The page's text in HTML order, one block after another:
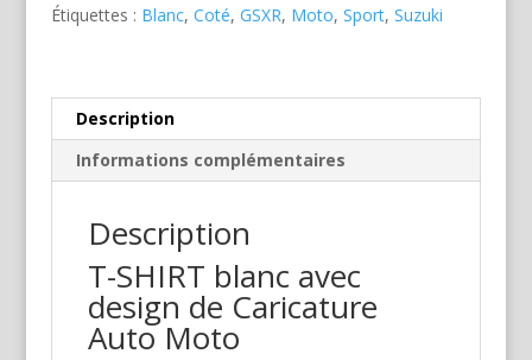
Étiquettes : Blanc, Coté, GSXR, Moto, Sport, Suzuki
Description
Informations complémentaires
Description
T-SHIRT blanc avec
design de Caricature
Auto Moto